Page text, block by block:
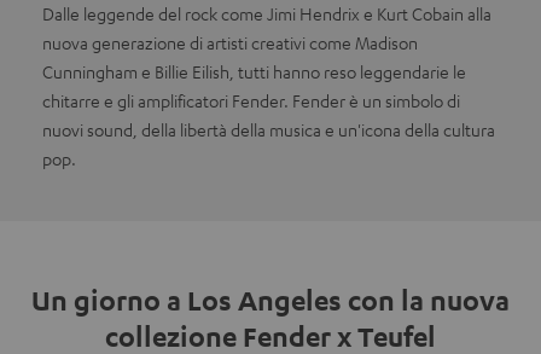
Dalle leggende del rock come Jimi Hendrix e Kurt Cobain alla
nuova generazione di artisti creativi come Madison
Cunningham e Billie Eilish, tutti hanno reso leggendarie le
chitarre e gli amplificatori Fender. Fender è un simbolo di
nuovi sound, della libertà della musica e un'icona della cultura
pop.
Un giorno a Los Angeles con la nuova
collezione Fender x Teufel